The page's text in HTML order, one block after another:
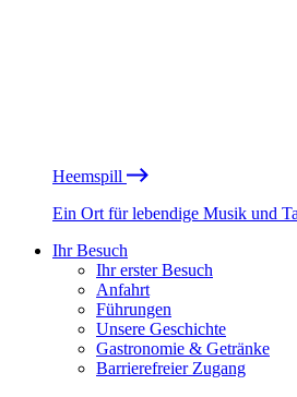
Heemspill
Ein Ort für lebendige Musik und
Ihr Besuch
Ihr erster Besuch
Anfahrt
Führungen
Unsere Geschichte
Gastronomie & Getränke
Barrierefreier Zugang